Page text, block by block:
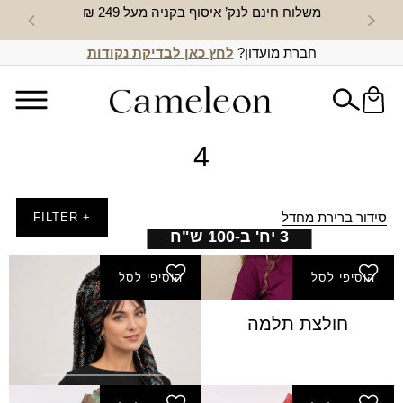
משלוח חינם לנק’ איסוף בקניה מעל 249 ₪ חדש
חברת מועדון? לחץ כאן לבדיקת נקודות
4
סידור ברירת מחדל + FILTER
3 יח' ב-100 ש"ח
הוסיפי לסל
חולצת תלמה
הוסיפי לסל
סימפוניה סגור בסיס ש.
ארוך
₪45.00